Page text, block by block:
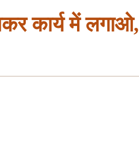
कार्य में लगाओ,